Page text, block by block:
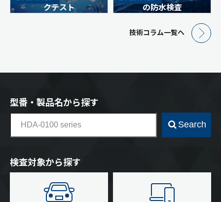
クテスト
の防水検査
技術コラム一覧へ
型番・製品名から探す
Search
検査対象から探す